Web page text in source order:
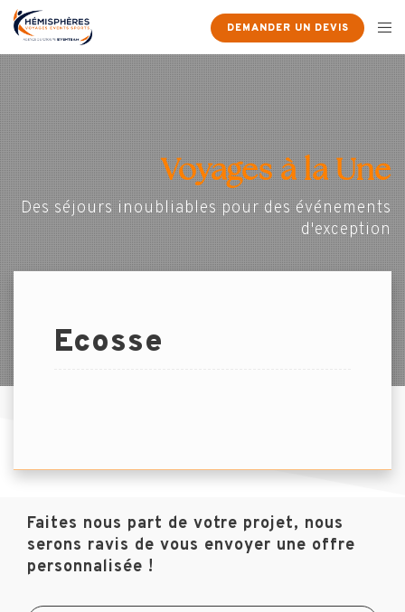
DEMANDER UN DEVIS
Voyages à la Une
Des séjours inoubliables pour des événements
d'exception
Ecosse
Faites nous part de votre projet, nous
serons ravis de vous envoyer une offre
personnalisée !